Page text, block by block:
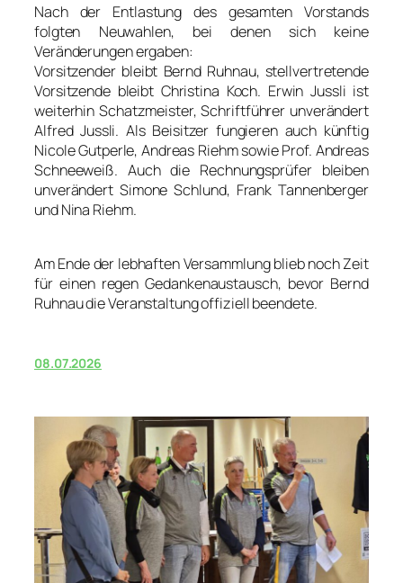
Nach der Entlastung des gesamten Vorstands
folgten Neuwahlen, bei denen sich keine
Veränderungen ergaben:
Vorsitzender bleibt Bernd Ruhnau, stellvertretende
Vorsitzende bleibt Christina Koch. Erwin Jussli ist
weiterhin Schatzmeister, Schriftführer unverändert
Alfred Jussli. Als Beisitzer fungieren auch künftig
Nicole Gutperle, Andreas Riehm sowie Prof. Andreas
Schneeweiß. Auch die Rechnungsprüfer bleiben
unverändert Simone Schlund, Frank Tannenberger
und Nina Riehm.
Am Ende der lebhaften Versammlung blieb noch Zeit
für einen regen Gedankenaustausch, bevor Bernd
Ruhnau die Veranstaltung offiziell beendete.
08.07.2026